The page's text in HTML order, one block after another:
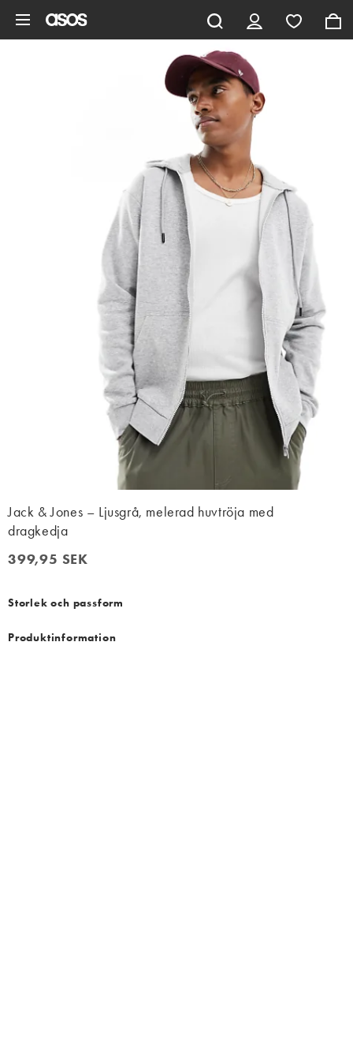
Jack & Jones – Ljusgrå, melerad huvtröja med
dragkedja
399,95 SEK
399,95 SEK
Storlek och passform
Produktinformation